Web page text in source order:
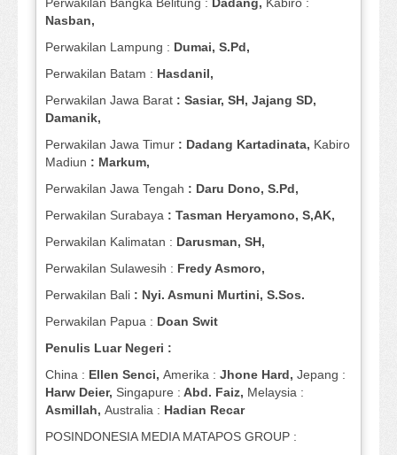
Perwakilan Bangka Belitung : Dadang, Kabiro :
Nasban,
Perwakilan Lampung : Dumai, S.Pd,
Perwakilan Batam : Hasdanil,
Perwakilan Jawa Barat : Sasiar, SH, Jajang SD,
Damanik,
Perwakilan Jawa Timur : Dadang Kartadinata, Kabiro
Madiun : Markum,
Perwakilan Jawa Tengah : Daru Dono, S.Pd,
Perwakilan Surabaya : Tasman Heryamono, S,AK,
Perwakilan Kalimatan : Darusman, SH,
Perwakilan Sulawesih : Fredy Asmoro,
Perwakilan Bali : Nyi. Asmuni Murtini, S.Sos.
Perwakilan Papua : Doan Swit
Penulis Luar Negeri :
China : Ellen Senci, Amerika : Jhone Hard, Jepang :
Harw Deier, Singapure : Abd. Faiz, Melaysia :
Asmillah, Australia : Hadian Recar
POSINDONESIA MEDIA MATAPOS GROUP :